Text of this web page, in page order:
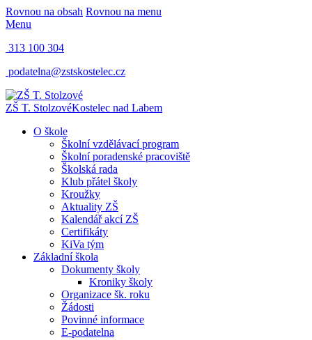
Rovnou na obsah Rovnou na menu
Menu
313 100 304
podatelna@zstskostelec.cz
ZŠ T. StolzovéKostelec nad Labem
O škole
Školní vzdělávací program
Školní poradenské pracoviště
Školská rada
Klub přátel školy
Kroužky
Aktuality ZŠ
Kalendář akcí ZŠ
Certifikáty
KiVa tým
Základní škola
Dokumenty školy
Kroniky školy
Organizace šk. roku
Žádosti
Povinné informace
E-podatelna